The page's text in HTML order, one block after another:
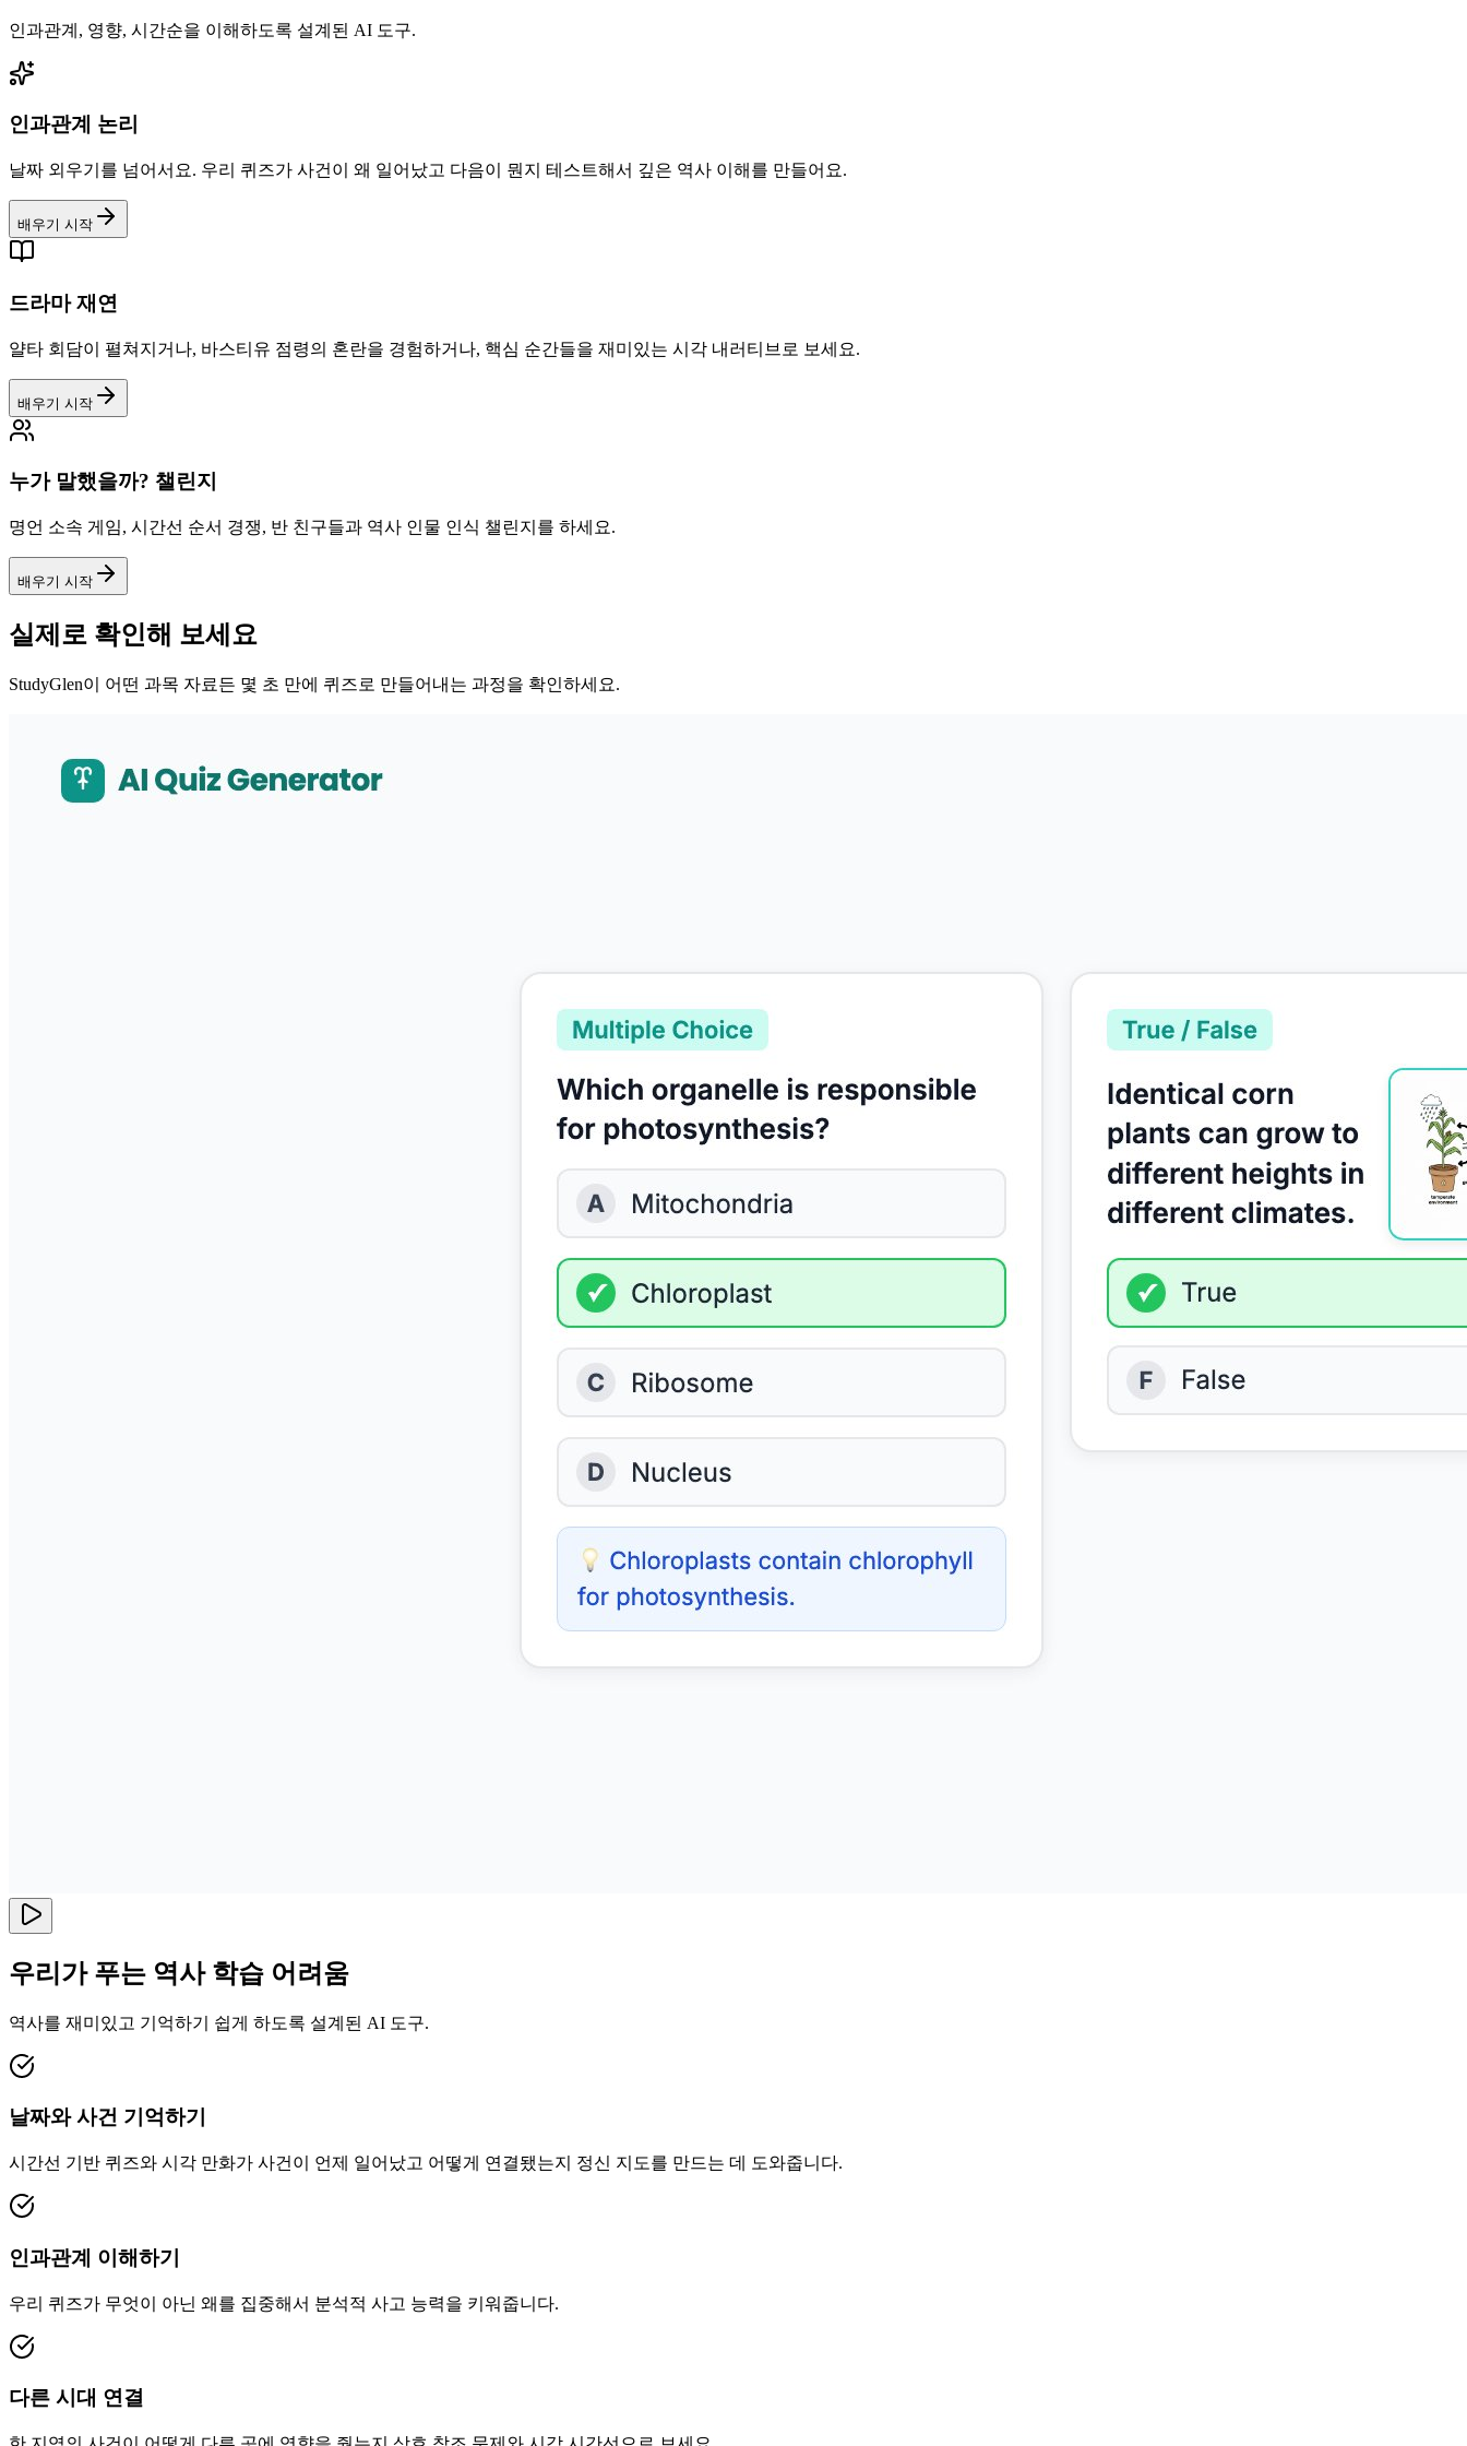
인과관계, 영향, 시간순을 이해하도록 설계된 AI 도구.
인과관계 논리
날짜 외우기를 넘어서요. 우리 퀴즈가 사건이 왜 일어났고 다음이 뭔지 테스트해서 깊은 역사 이해를 만들어요.
배우기 시작
드라마 재연
얄타 회담이 펼쳐지거나, 바스티유 점령의 혼란을 경험하거나, 핵심 순간들을 재미있는 시각 내러티브로 보세요.
배우기 시작
누가 말했을까? 챌린지
명언 소속 게임, 시간선 순서 경쟁, 반 친구들과 역사 인물 인식 챌린지를 하세요.
배우기 시작
실제로 확인해 보세요
StudyGlen이 어떤 과목 자료든 몇 초 만에 퀴즈로 만들어내는 과정을 확인하세요.
우리가 푸는 역사 학습 어려움
역사를 재미있고 기억하기 쉽게 하도록 설계된 AI 도구.
날짜와 사건 기억하기
시간선 기반 퀴즈와 시각 만화가 사건이 언제 일어났고 어떻게 연결됐는지 정신 지도를 만드는 데 도와줍니다.
인과관계 이해하기
우리 퀴즈가 무엇이 아닌 왜를 집중해서 분석적 사고 능력을 키워줍니다.
다른 시대 연결